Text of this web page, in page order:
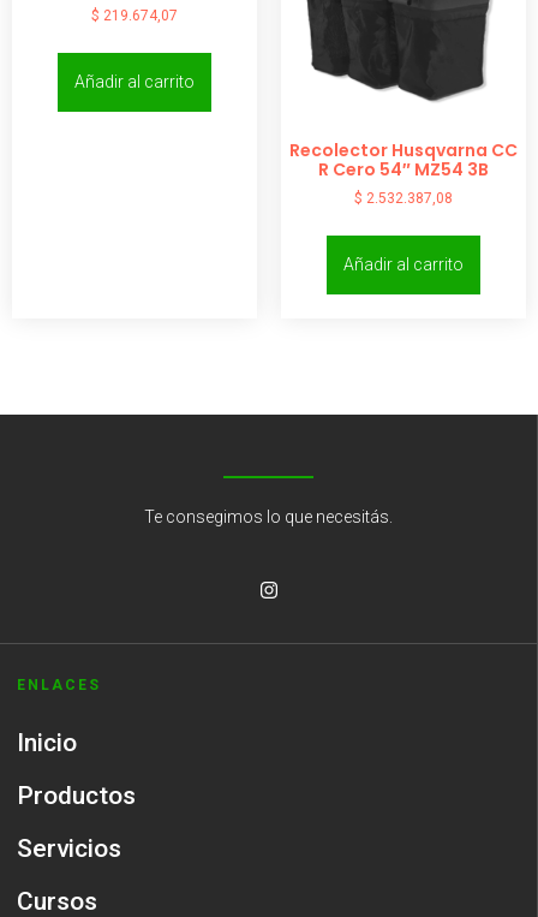
$ 219.674,07
Añadir al carrito
Recolector Husqvarna CC
R Cero 54″ MZ54 3B
$ 2.532.387,08
Añadir al carrito
Te consegimos lo que necesitás.
ENLACES
Inicio
Productos
Servicios
Cursos